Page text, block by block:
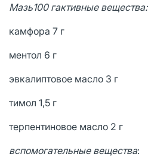
Мазь100 гактивные вещества:
камфора 7 г
ментол 6 г
эвкалиптовое масло 3 г
тимол 1,5 г
терпентиновое масло 2 г
вспомогательные вещества: